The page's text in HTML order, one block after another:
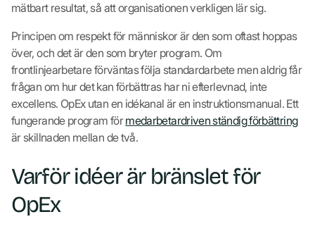
mätbart resultat, så att organisationen verkligen lär sig.
Principen om respekt för människor är den som oftast hoppas
över, och det är den som bryter program. Om
frontlinjearbetare förväntas följa standardarbete men aldrig får
frågan om hur det kan förbättras har ni efterlevnad, inte
excellens. OpEx utan en idékanal är en instruktionsmanual. Ett
fungerande program förmedarbetardriven ständig förbättring
är skillnaden mellan de två.
Varför idéer är bränslet för
OpEx